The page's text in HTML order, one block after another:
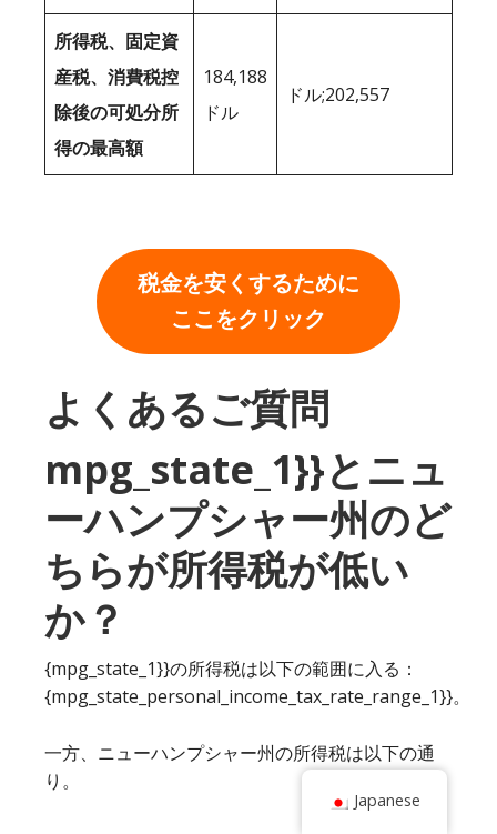
所得税、固定資
産税、消費税控
除後の可処分所
得の最高額
184,188
ドル
ドル;202,557
税金を安くするために
ここをクリック
よくあるご質問
mpg_state_1}}とニュ
ーハンプシャー州のど
ちらが所得税が低い
か？
{mpg_state_1}}の所得税は以下の範囲に入る：
{mpg_state_personal_income_tax_rate_range_1}}。
一方、ニューハンプシャー州の所得税は以下の通
り。
Japanese